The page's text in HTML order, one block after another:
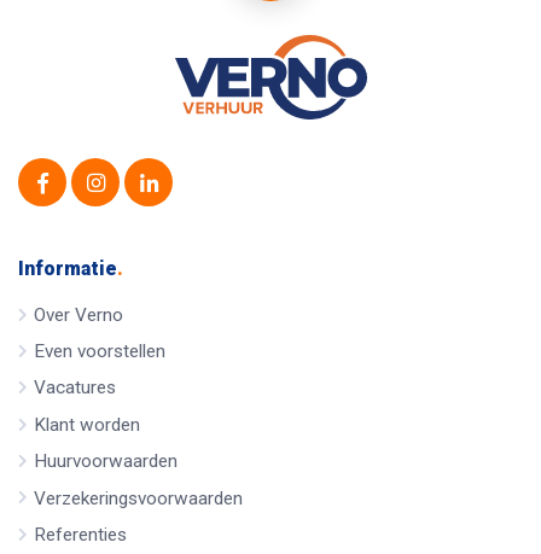
Informatie.
Over Verno
Even voorstellen
Vacatures
Klant worden
Huurvoorwaarden
Verzekeringsvoorwaarden
Referenties